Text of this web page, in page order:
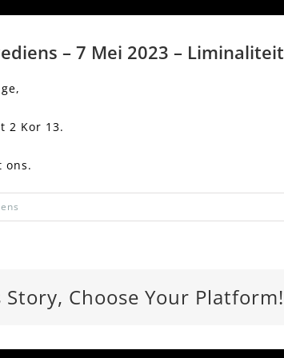
– 7 Mei 2023 – Liminaliteit
2 Kor 13.
ons.
Story, Choose Your Platform!